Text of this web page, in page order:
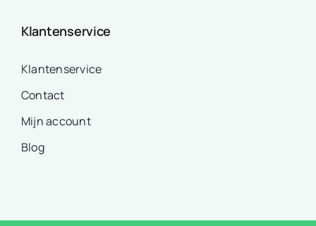
Klantenservice
Klantenservice
Contact
Mijn account
Blog